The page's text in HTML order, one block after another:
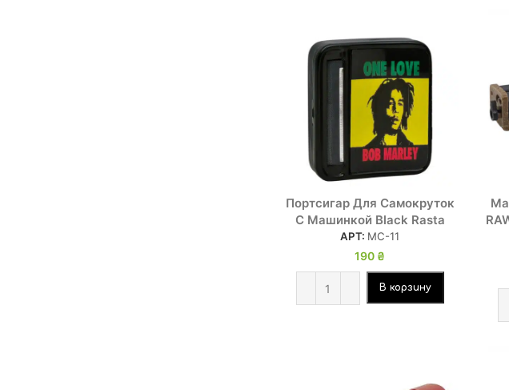
Портсигар Для Самокруток
С Машинкой Black Rasta
АРТ: МС-11
190 ₴
В корзину